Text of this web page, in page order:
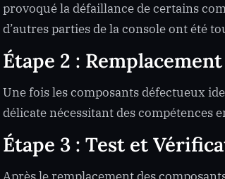
provoqué la défaillance de certains
d’autres parties de la console ont été
Étape 2 :
Une fois les composants défectueux
délicate nécessitant des compétences
Étape 3 : Test et